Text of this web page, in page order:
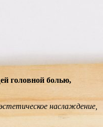
головной болью,
наслаждение,